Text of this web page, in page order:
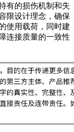
有的损伤机制和失
限设计理念，确保
使用载荷，同时建
连接质量的一致性